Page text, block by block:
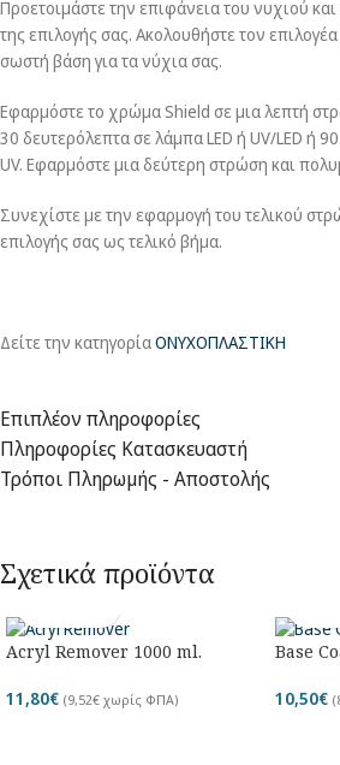
Προετοιμάστε την επιφάνεια του νυχιού
της επιλογής σας. Ακολουθήστε τον
σωστή βάση για τα νύχια σας.
Εφαρμόστε το χρώμα Shield σε μια λεπτή
30 δευτερόλεπτα σε λάμπα LED ή UV/LED ή
UV. Εφαρμόστε μια δεύτερη στρώση και
Συνεχίστε με την εφαρμογή του τελικού
επιλογής σας ως τελικό βήμα.
Δείτε την κατηγορίαΟΝΥΧΟΠΛΑΣΤΙΚΗ
Επιπλέον πληροφορίες
Πληροφορίες Κατασκευαστή
Τρόποι Πληρωμής - Αποστολής
Σχετικά προϊόντα
Acryl Remover 1000 ml.
11,80€ (9,52€ χωρίς ΦΠΑ)
Base
10,50€ (